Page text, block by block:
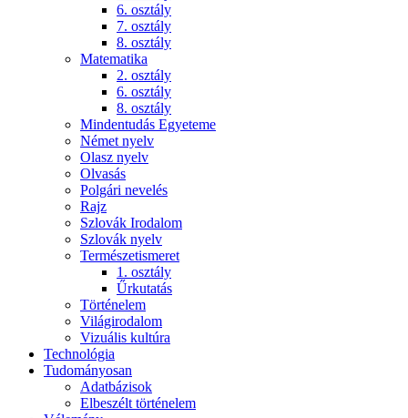
6. osztály
7. osztály
8. osztály
Matematika
2. osztály
6. osztály
8. osztály
Mindentudás Egyeteme
Német nyelv
Olasz nyelv
Olvasás
Polgári nevelés
Rajz
Szlovák Irodalom
Szlovák nyelv
Természetismeret
1. osztály
Űrkutatás
Történelem
Világirodalom
Vizuális kultúra
Technológia
Tudományosan
Adatbázisok
Elbeszélt történelem